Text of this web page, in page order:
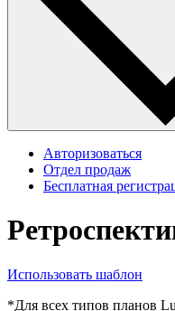
Авторизоваться
Отдел продаж
Бесплатная
Использовать шаблон
*Для всех типов планов